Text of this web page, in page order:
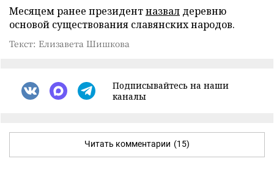
Месяцем ранее президентназвал деревню
основой существования славянских народов.
Текст: Елизавета Шишкова
Подписывайтесь на наши
каналы
Читать комментарии (15)